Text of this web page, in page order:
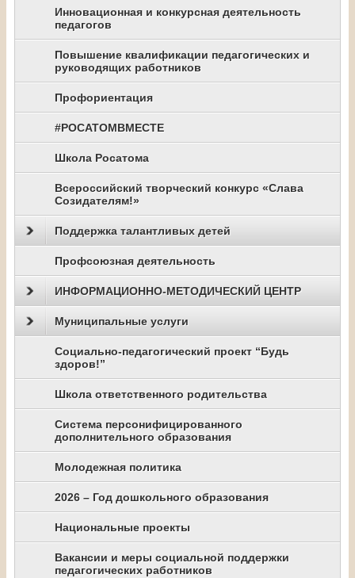
Инновационная и конкурсная деятельность
педагогов
Повышение квалификации педагогических и
руководящих работников
Профориентация
#РОСАТОМВМЕСТЕ
Школа Росатома
Всероссийский творческий конкурс «Слава
Созидателям!»
Поддержка талантливых детей
Профсоюзная деятельность
ИНФОРМАЦИОННО-МЕТОДИЧЕСКИЙ ЦЕНТР
Муниципальные услуги
Социально-педагогический проект “Будь
здоров!”
Школа ответственного родительства
Система персонифицированного
дополнительного образования
Молодежная политика
2026 – Год дошкольного образования
Национальные проекты
Вакансии и меры социальной поддержки
педагогических работников